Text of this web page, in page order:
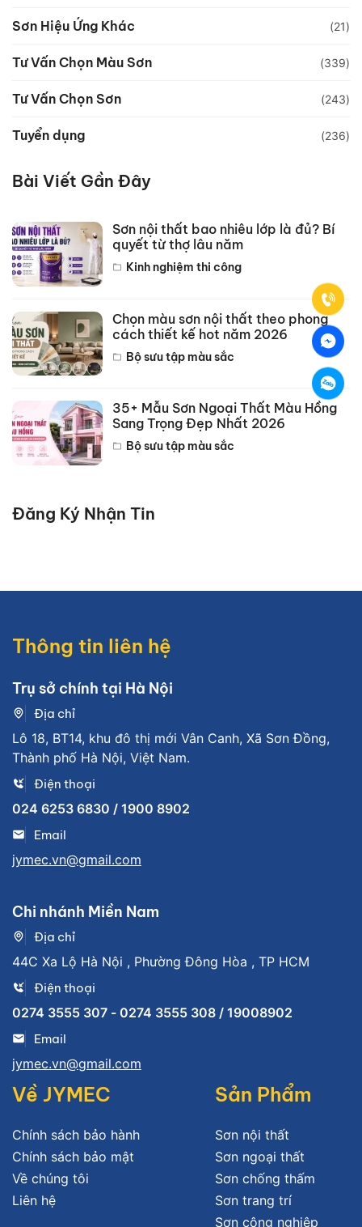
Sơn Hiệu Ứng Khác (21)
Tư Vấn Chọn Màu Sơn (339)
Tư Vấn Chọn Sơn (243)
Tuyển dụng (236)
Bài Viết Gần Đây
Sơn nội thất bao nhiêu lớp là đủ? Bí
quyết từ thợ lâu năm
Kinh nghiệm thi công
Chọn màu sơn nội thất theo phong
cách thiết kế hot năm 2026
Bộ sưu tập màu sắc
35+ Mẫu Sơn Ngoại Thất Màu Hồng
Sang Trọng Đẹp Nhất 2026
Bộ sưu tập màu sắc
Đăng Ký Nhận Tin
Thông tin liên hệ
Trụ sở chính tại Hà Nội
Địa chỉ
Lô 18, BT14, khu đô thị mới Vân Canh, Xã Sơn Đồng,
Thành phố Hà Nội, Việt Nam.
Điện thoại
024 6253 6830 / 1900 8902
Email
jymec.vn@gmail.com
Chi nhánh Miền Nam
Địa chỉ
44C Xa Lộ Hà Nội , Phường Đông Hòa , TP HCM
Điện thoại
0274 3555 307 - 0274 3555 308 / 19008902
Email
jymec.vn@gmail.com
Về JYMEC
Chính sách bảo hành
Chính sách bảo mật
Về chúng tôi
Liên hệ
Sản Phẩm
Sơn nội thất
Sơn ngoại thất
Sơn chống thấm
Sơn trang trí
Sơn công nghiệp